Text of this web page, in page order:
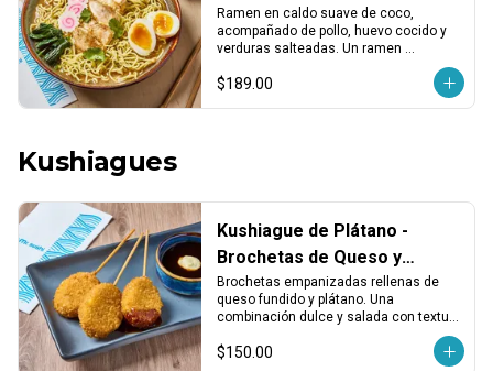
de Coco
Ramen en caldo suave de coco,
acompañado de pollo, huevo cocido y
verduras salteadas. Un ramen
ligeramente dulce.
$189.00
Kushiagues
Kushiague de Plátano -
Brochetas de Queso y
Plátano Empanizado (3 pzas)
Brochetas empanizadas rellenas de
queso fundido y plátano. Una
combinación dulce y salada con textura
$150.00